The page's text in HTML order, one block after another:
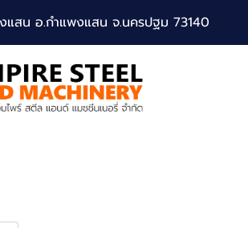
แสน อ.กำแพงแสน จ.นครปฐม 73140